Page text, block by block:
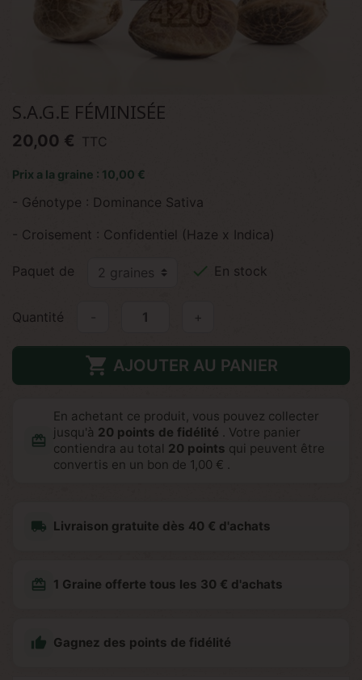
S.A.G.E FÉMINISÉE
20,00 € TTC
Prix a la graine : 10,00 €
- Génotype : Dominance Sativa
- Croisement : Confidentiel (Haze x Indica)
Paquet de  En stock
Quantité +
 AJOUTER AU PANIER
redeem
En achetant ce produit, vous pouvez collecter
jusqu'à 20 points de fidélité . Votre panier
contiendra au total 20 points qui peuvent être
convertis en un bon de 1,00 € .
local_shipping Livraison gratuite dès 40 € d'achats
redeem 1 Graine offerte tous les 30 € d'achats
 Gagnez des points de fidélité